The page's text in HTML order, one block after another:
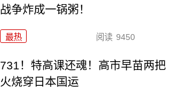
战争炸成一锅粥！
最热 阅读 9450
731！特高课还魂！高市早苗两把
火烧穿日本国运